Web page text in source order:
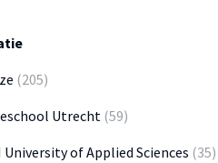
(205)
Utrecht (59)
University of Applied Sciences (35)